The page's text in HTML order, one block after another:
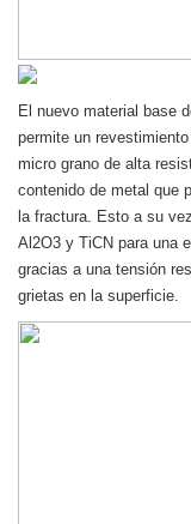
El nuevo material base
permite un
micro grano de alta
contenido de metal que
la fractura. Esto a su
Al2O3 y TiCN para una
gracias a una tensión
grietas en la superficie.